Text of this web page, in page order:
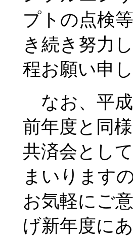
プトの点検
き続き努力
程お願い申
なお、平成
前年度と同
共済会とし
まいります
お気軽にご
げ新年度に